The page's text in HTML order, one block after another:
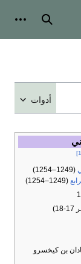
بحث
أدوات
(1249–1254)
(1249–1254)
بن كيخسرو